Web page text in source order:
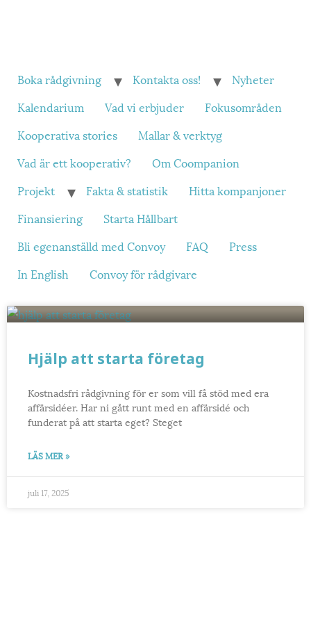
Boka rådgivning Kontakta oss!
Nyheter
Kalendarium
Vad vi erbjuder
Fokusområden
Kooperativa stories
Mallar & verktyg
Vad är ett kooperativ?
Om Coompanion
Projekt
Fakta & statistik
Hitta kompanjoner
Finansiering
Starta Hållbart
Bli egenanställd med Convoy
FAQ
Press
In English
Convoy för rådgivare
Hjälp att starta företag
Kostnadsfri rådgivning för er som vill få stöd med era
affärsidéer. Har ni gått runt med en affärsidé och
funderat på att starta eget? Steget
LÄS MER »
juli 17, 2025